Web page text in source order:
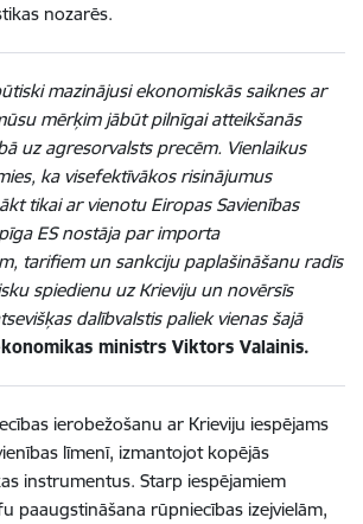
nozarēs.
mazinājusi ekonomiskās saiknes ar
mērķim jābūt pilnīgai atteikšanās
uz agresorvalsts precēm. Vienlaikus
ka visefektīvākos risinājumus
tikai ar vienotu Eiropas Savienības
ES nostāja par importa
tarifiem un sankciju paplašināšanu radīs
spiedienu uz Krieviju un novērsīs
dalībvalstis paliek vienas šajā
ministrs Viktors Valainis.
ierobežošanu ar Krieviju iespējams
līmenī, izmantojot kopējās
instrumentus. Starp iespējamiem
paaugstināšana rūpniecības izejvielām,